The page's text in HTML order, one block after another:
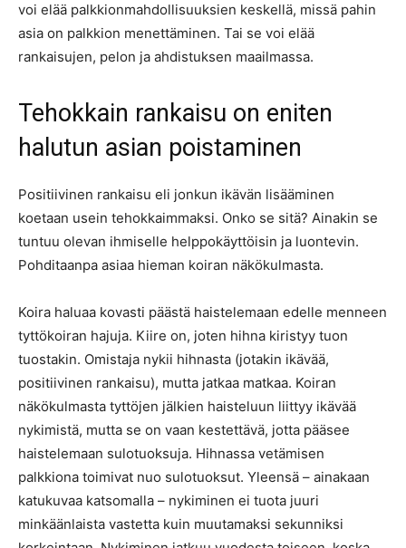
voi elää palkkionmahdollisuuksien keskellä, missä pahin
asia on palkkion menettäminen. Tai se voi elää
rankaisujen, pelon ja ahdistuksen maailmassa.
Tehokkain rankaisu on eniten
halutun asian poistaminen
Positiivinen rankaisu eli jonkun ikävän lisääminen
koetaan usein tehokkaimmaksi. Onko se sitä? Ainakin se
tuntuu olevan ihmiselle helppokäyttöisin ja luontevin.
Pohditaanpa asiaa hieman koiran näkökulmasta.
Koira haluaa kovasti päästä haistelemaan edelle menneen
tyttökoiran hajuja. Kiire on, joten hihna kiristyy tuon
tuostakin. Omistaja nykii hihnasta (jotakin ikävää,
positiivinen rankaisu), mutta jatkaa matkaa. Koiran
näkökulmasta tyttöjen jälkien haisteluun liittyy ikävää
nykimistä, mutta se on vaan kestettävä, jotta pääsee
haistelemaan sulotuoksuja. Hihnassa vetämisen
palkkiona toimivat nuo sulotuoksut. Yleensä – ainakaan
katukuvaa katsomalla – nykiminen ei tuota juuri
minkäänlaista vastetta kuin muutamaksi sekunniksi